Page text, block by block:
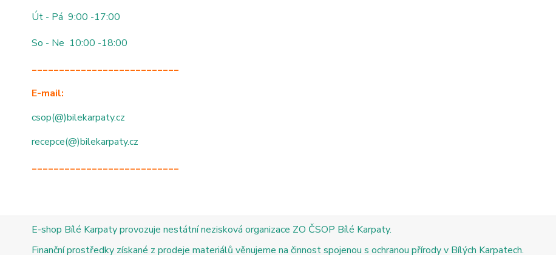
Út - Pá 9:00 -17:00
So - Ne 10:00 -18:00
___________________________
E-mail:
csop(@)bilekarpaty.cz
recepce(@)bilekarpaty.cz
___________________________
E-shop Bílé Karpaty provozuje nestátní nezisková organizace ZO ČSOP Bílé Karpaty.
Finanční prostředky získané z prodeje materiálů věnujeme na činnost spojenou s ochranou přírody v Bílých Karpatech.